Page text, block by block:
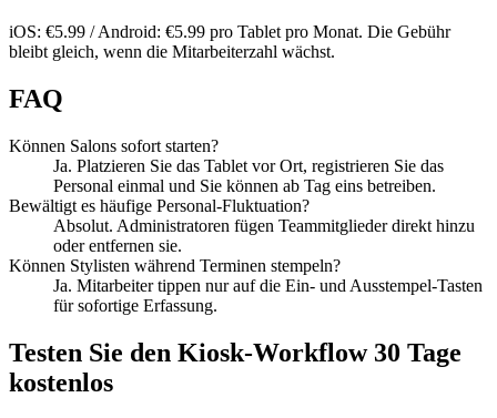
iOS: €5.99 / Android: €5.99 pro Tablet pro Monat. Die Gebühr
bleibt gleich, wenn die Mitarbeiterzahl wächst.
FAQ
Können Salons sofort starten?
Ja. Platzieren Sie das Tablet vor Ort, registrieren Sie das
Personal einmal und Sie können ab Tag eins betreiben.
Bewältigt es häufige Personal-Fluktuation?
Absolut. Administratoren fügen Teammitglieder direkt hinzu
oder entfernen sie.
Können Stylisten während Terminen stempeln?
Ja. Mitarbeiter tippen nur auf die Ein- und Ausstempel-Tasten
für sofortige Erfassung.
Testen Sie den Kiosk-Workflow 30 Tage
kostenlos